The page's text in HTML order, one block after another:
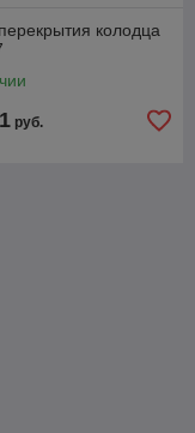
колодца
руб.